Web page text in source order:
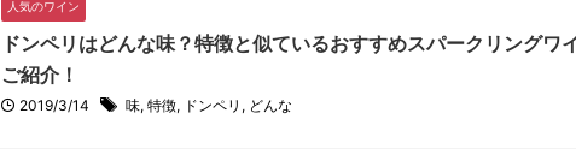
人気のワイン
ドンペリはどんな味？特徴と似ているおすすめスパークリングワ
ご紹介！
2019/3/14 味, 特徴, ドンペリ , どんな